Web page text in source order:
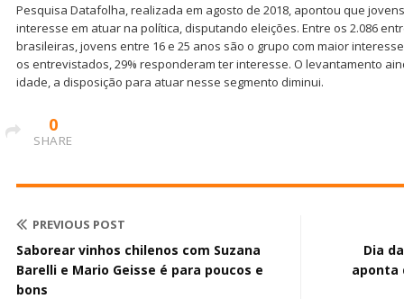
Pesquisa Datafolha, realizada em agosto de 2018, apontou que
interesse em atuar na política, disputando eleições. Entre os 2.086
brasileiras, jovens entre 16 e 25 anos são o grupo com maior
os entrevistados, 29% responderam ter interesse. O levantamento
idade, a disposição para atuar nesse segmento diminui.
0
SHARE
PREVIOUS POST
Saborear vinhos chilenos com Suzana
Barelli e Mario Geisse é para poucos e
bons
Dia
aponta